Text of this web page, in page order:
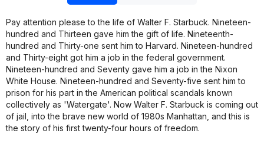
Pay attention please to the life of Walter F. Starbuck. Nineteen-
hundred and Thirteen gave him the gift of life. Nineteenth-
hundred and Thirty-one sent him to Harvard. Nineteen-hundred
and Thirty-eight got him a job in the federal government.
Nineteen-hundred and Seventy gave him a job in the Nixon
White House. Nineteen-hundred and Seventy-five sent him to
prison for his part in the American political scandals known
collectively as 'Watergate'. Now Walter F. Starbuck is coming out
of jail, into the brave new world of 1980s Manhattan, and this is
the story of his first twenty-four hours of freedom.